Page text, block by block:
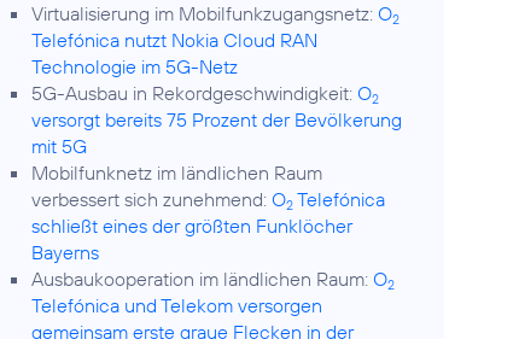
Virtualisierung im Mobilfunkzugangsnetz:O2
Telefónica nutzt Nokia Cloud RAN
Technologie im 5G-Netz
5G-Ausbau in Rekordgeschwindigkeit:O2
versorgt bereits 75 Prozent der Bevölkerung
mit 5G
Mobilfunknetz im ländlichen Raum
verbessert sich zunehmend:O2 Telefónica
schließt eines der größten Funklöcher
Bayerns
Ausbaukooperation im ländlichen Raum:O2
Telefónica und Telekom versorgen
gemeinsam erste graue Flecken in der